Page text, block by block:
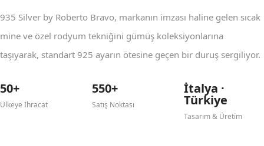
935 Silver by Roberto Bravo, markanın imzası haline gelen sıcak
mine ve özel rodyum tekniğini gümüş koleksiyonlarına
taşıyarak, standart 925 ayarın ötesine geçen bir duruş sergiliyor.
50+
Ülkeye İhracat
550+
Satış Noktası
İtalya ·
Türkiye
Tasarım & Üretim